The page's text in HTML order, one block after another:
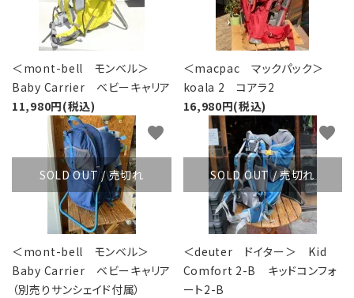
買取案内
レンタル・修理
店舗情報
POLICY
INFORMATION
ACCOUNT MENU
ようこそ ゲスト 様
meeting_room ログイン person 新規会員登録
＜mont-bell モンベル＞
Baby Carrier ベビーキャリア
11,980円(税込)
＜macpac マックパック＞
koala 2 コアラ2
16,980円(税込)
SOLD OUT / 売切れ
＜mont-bell モンベル＞
Baby Carrier ベビーキャリア
（別売りサンシェイド付属）
favorite
SOLD OUT / 売切れ
＜deuter ドイター＞ Kid
Comfort 2-B キッドコンフォ
ート2-B
favorite